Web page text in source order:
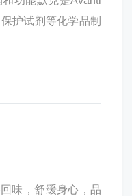
护试剂等化学品制
味，舒缓身心，品